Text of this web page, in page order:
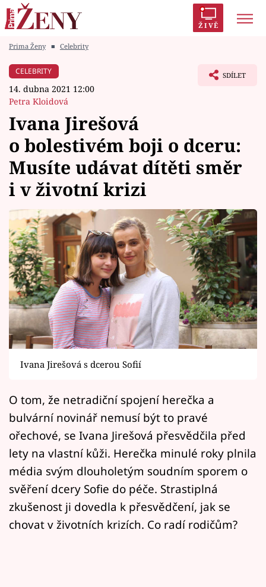
ŽIVĚ
Módní alarm
Témata
Celebrity
Vztahy
Seriály
Horoskopy
Sledujte prima+
Filmový festival Karlovy Vary
Přihlášení
Sledujte nás
Prima Ženy ■ Celebrity
CELEBRITY
14. dubna 2021 12:00
Petra Kloidová
SDÍLET
Ivana Jirešová
o bolestivém boji o dceru:
Musíte udávat dítěti směr
i v životní krizi
Ivana Jirešová s dcerou Sofií
O tom, že netradiční spojení herečka a
bulvární novinář nemusí být to pravé
ořechové, se Ivana Jirešová přesvědčila před
lety na vlastní kůži. Herečka minulé roky plnila
média svým dlouholetým soudním sporem o
svěření dcery Sofie do péče. Strastiplná
zkušenost ji dovedla k přesvědčení, jak se
chovat v životních krizích. Co radí rodičům?